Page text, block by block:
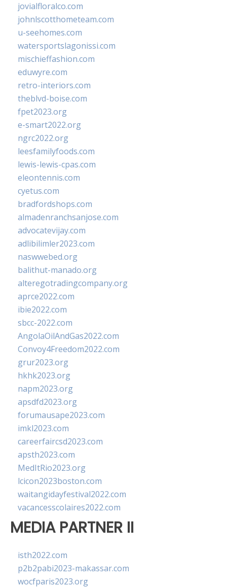
jovialfloralco.com
johnlscotthometeam.com
u-seehomes.com
watersportslagonissi.com
mischieffashion.com
eduwyre.com
retro-interiors.com
theblvd-boise.com
fpet2023.org
e-smart2022.org
ngrc2022.org
leesfamilyfoods.com
lewis-lewis-cpas.com
eleontennis.com
cyetus.com
bradfordshops.com
almadenranchsanjose.com
advocatevijay.com
adlibilimler2023.com
naswwebed.org
balithut-manado.org
alteregotradingcompany.org
aprce2022.com
ibie2022.com
sbcc-2022.com
AngolaOilAndGas2022.com
Convoy4Freedom2022.com
grur2023.org
hkhk2023.org
napm2023.org
apsdfd2023.org
forumausape2023.com
imkl2023.com
careerfaircsd2023.com
apsth2023.com
MedItRio2023.org
lcicon2023boston.com
waitangidayfestival2022.com
vacancesscolaires2022.com
MEDIA PARTNER II
isth2022.com
p2b2pabi2023-makassar.com
wocfparis2023.org